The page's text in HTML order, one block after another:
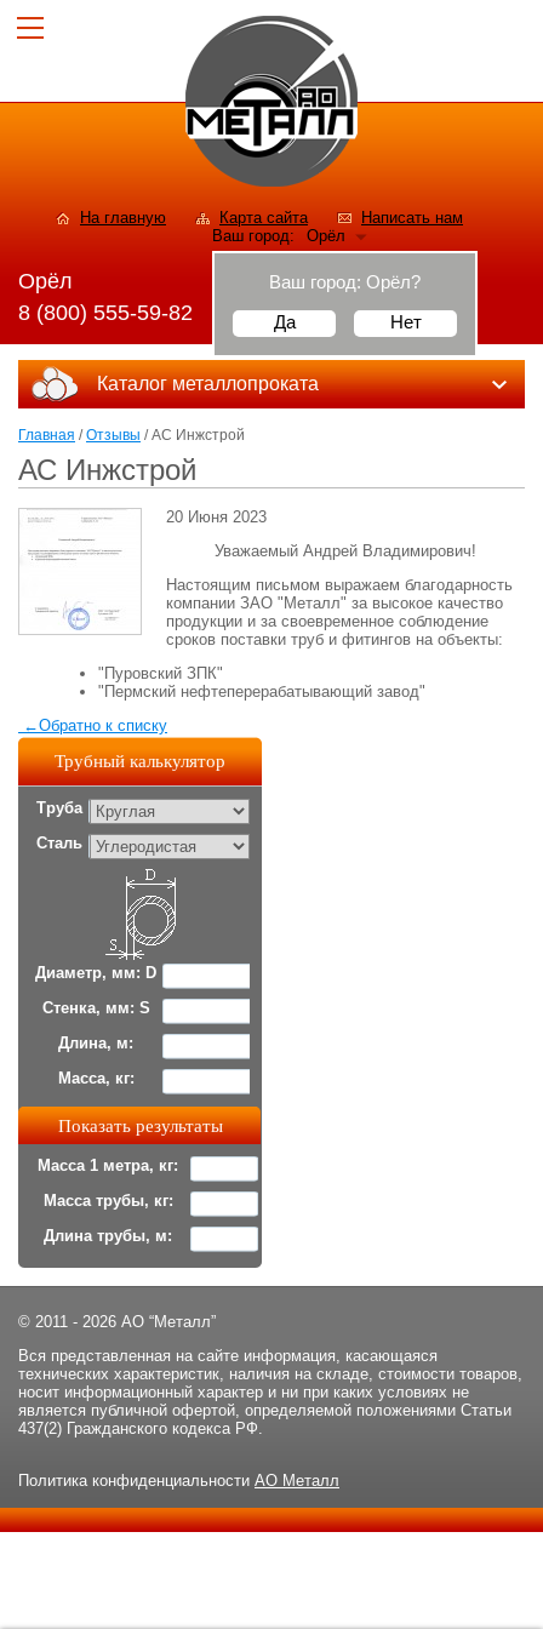
На главную Карта сайта
Написать нам
Ваш город:
Орёл
Ваш город: Орёл?
Да
Нет
Орёл
8 (800) 555-59-82
Каталог металлопроката
Главная /Отзывы / АС Инжстрой
АС Инжстрой
20 Июня 2023
Уважаемый Андрей Владимирович!
Настоящим письмом выражаем благодарность
компании ЗАО "Металл" за высокое качество
продукции и за своевременное соблюдение
сроков поставки труб и фитингов на объекты:
"Пуровский ЗПК"
"Пермский нефтеперерабатывающий завод"
←Обратно к списку
Трубный калькулятор
Труба
Сталь
Диаметр, мм: D
Стенка, мм: S
Длина, м:
Масса, кг:
Масса 1 метра, кг:
Масса трубы, кг:
Длина трубы, м:
© 2011 - 2026 АО “Металл”
Вся представленная на сайте информация, касающаяся
технических характеристик, наличия на складе, стоимости товаров,
носит информационный характер и ни при каких условиях не
является публичной офертой, определяемой положениями Статьи
437(2) Гражданского кодекса РФ.
Политика конфиденциальности АО Металл